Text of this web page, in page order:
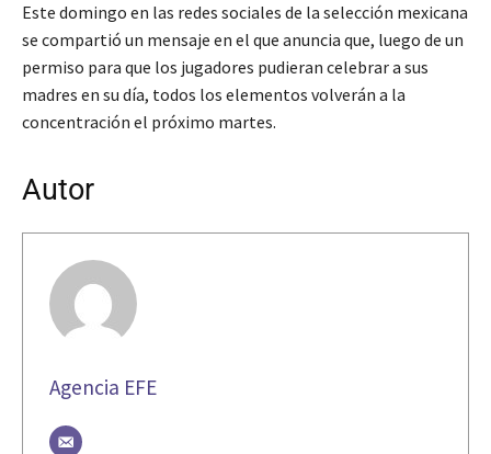
Este domingo en las redes sociales de la selección mexicana
se compartió un mensaje en el que anuncia que, luego de un
permiso para que los jugadores pudieran celebrar a sus
madres en su día, todos los elementos volverán a la
concentración el próximo martes.
Autor
Agencia EFE